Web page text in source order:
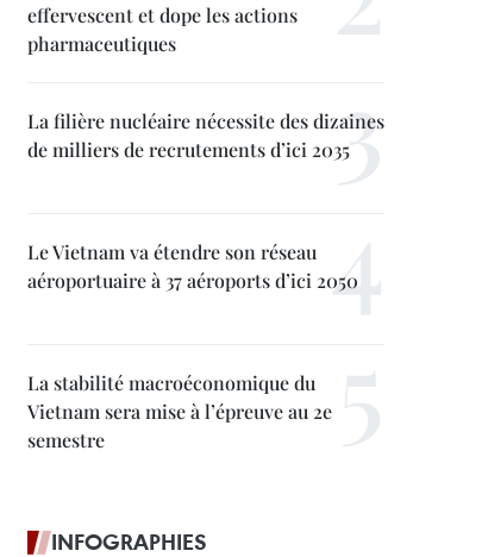
effervescent et dope les actions
pharmaceutiques
La filière nucléaire nécessite des dizaines
de milliers de recrutements d’ici 2035
Le Vietnam va étendre son réseau
aéroportuaire à 37 aéroports d’ici 2050
La stabilité macroéconomique du
Vietnam sera mise à l’épreuve au 2e
semestre
INFOGRAPHIES